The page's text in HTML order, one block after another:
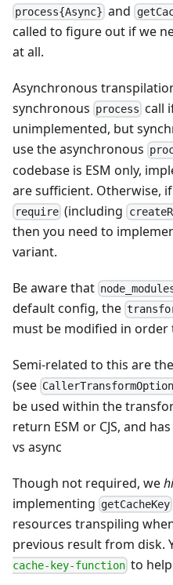
process{Async} and
called to figure out if we
at all.
Asynchronous
synchronous process call
unimplemented, but
use the asynchronous
codebase is ESM only,
are sufficient. Otherwise,
require (including
then you need to
variant.
Be aware that
default config, the
must be modified in order
Semi-related to this are
(see
be used within the
return ESM or CJS, and
vs async
Though not required, we
implementing getCacheKey
resources transpiling
previous result from disk.
cache-key-function to